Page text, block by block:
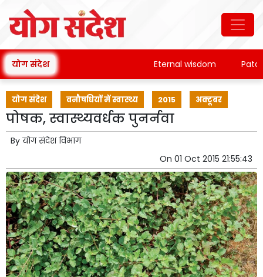
योग संदेश Eternal wisdom
योग संदेश वनौषधियों में स्वास्थ्य 2015 अक्टूबर
पोषक, स्वास्थ्यवर्धक पुनर्नवा
By योग संदेश विभाग
On 01 Oct 2015 21:55:43